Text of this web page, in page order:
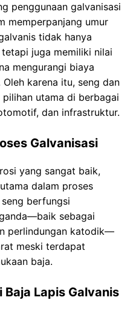
penggunaan galvanisasi
memperpanjang umur
tidak hanya
juga memiliki nilai
mengurangi biaya
karena itu, seng dan
utama di berbagai
dan infrastruktur.
Galvanisasi
yang sangat baik,
dalam proses
berfungsi
sebagai
perlindungan katodik—
meski terdapat
baja.
Lapis Galvanis